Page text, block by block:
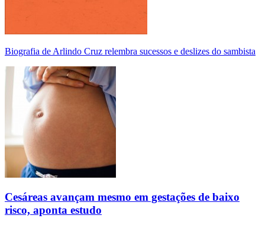
Biografia de Arlindo Cruz relembra sucessos e deslizes do sambista
Cesáreas avançam mesmo em gestações de baixo
risco, aponta estudo